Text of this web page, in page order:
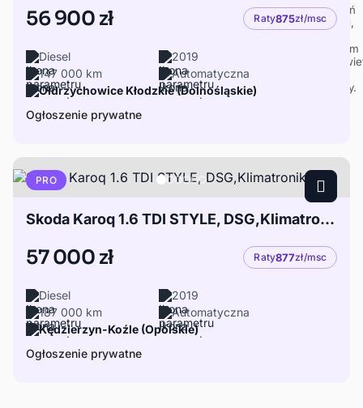
56 900 zł Raty875zł/msc
Diesel
2019
147 000 km
Automatyczna
Ołdrzychowice Kłodzkie (Dolnośląskie)
Ogłoszenie prywatne
PRO
Skoda Karoq 1.6 TDI STYLE, DSG,Klimatronik,LED
57 000 zł Raty877zł/msc
Diesel
2019
187 000 km
Automatyczna
Kędzierzyn-Koźle (Opolskie)
Ogłoszenie prywatne